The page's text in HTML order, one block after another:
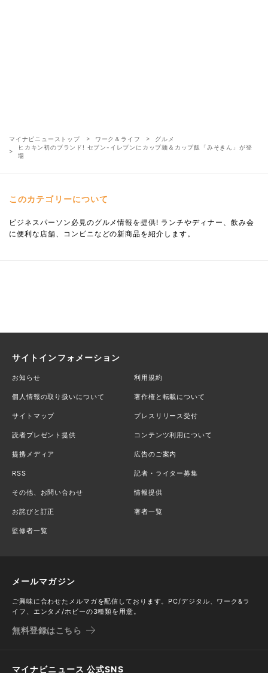
マイナビニューストップ ワーク＆ライフ
グルメ
ヒカキン初のブランド! セブン-イレブンにカップ麺＆カップ飯「みそきん」が登
場
このカテゴリーについて
ビジネスパーソン必見のグルメ情報を提供! ランチやディナー、飲み会
に便利な店舗、コンビニなどの新商品を紹介します。
サイトインフォメーション
お知らせ 利用規約
個人情報の取り扱いについて 著作権と転載について
サイトマップ プレスリリース受付
読者プレゼント提供 コンテンツ利用について
提携メディア 広告のご案内
RSS 記者・ライター募集
その他、お問い合わせ 情報提供
お詫びと訂正 著者一覧
監修者一覧
メールマガジン
ご興味に合わせたメルマガを配信しております。PC/デジタル、ワーク&ラ
イフ、エンタメ/ホビーの3種類を用意。
無料登録はこちら
マイナビニュース 公式SNS